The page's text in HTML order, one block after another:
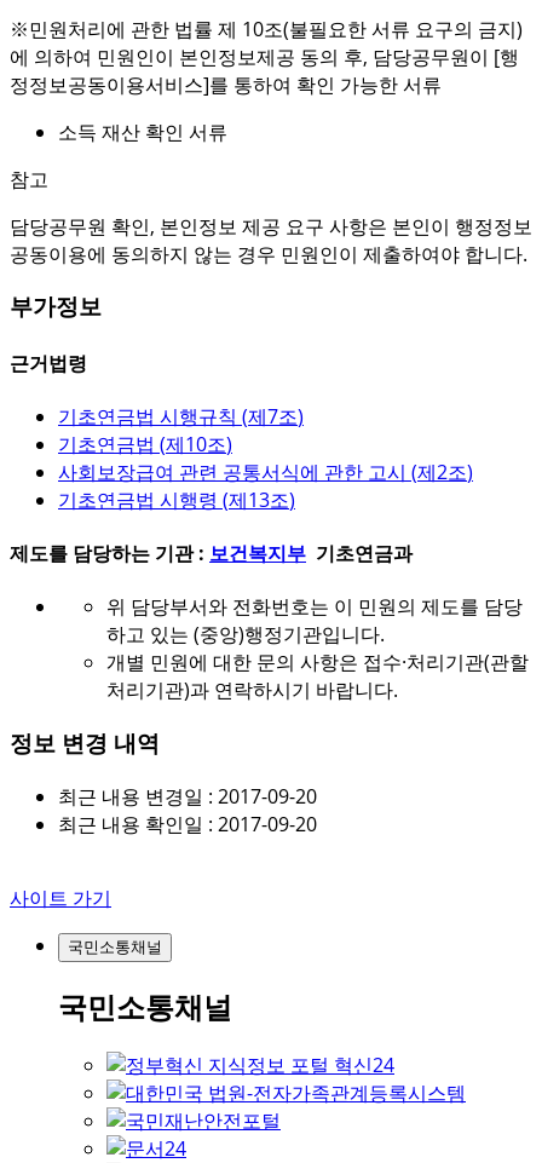
※민원처리에 관한 법률 제 10조(불필요한 서류 요구의 금지)
에 의하여 민원인이 본인정보제공 동의 후, 담당공무원이 [행
정정보공동이용서비스]를 통하여 확인 가능한 서류
소득 재산 확인 서류
참고
담당공무원 확인, 본인정보 제공 요구 사항은 본인이 행정정보
공동이용에 동의하지 않는 경우 민원인이 제출하여야 합니다.
부가정보
근거법령
기초연금법 시행규칙 (제7조)
기초연금법 (제10조)
사회보장급여 관련 공통서식에 관한 고시 (제2조)
기초연금법 시행령 (제13조)
제도를 담당하는 기관 : 보건복지부 기초연금과
위 담당부서와 전화번호는 이 민원의 제도를 담당
하고 있는 (중앙)행정기관입니다.
개별 민원에 대한 문의 사항은 접수·처리기관(관할
처리기관)과 연락하시기 바랍니다.
정보 변경 내역
최근 내용 변경일 : 2017-09-20
최근 내용 확인일 : 2017-09-20
사이트 가기
국민소통채널
국민소통채널